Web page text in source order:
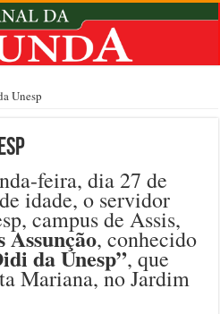
Unesp
feira, dia 27 de
idade, o servidor
campus de Assis,
Assunção, conhecido
da Unesp”, que
Mariana, no Jardim